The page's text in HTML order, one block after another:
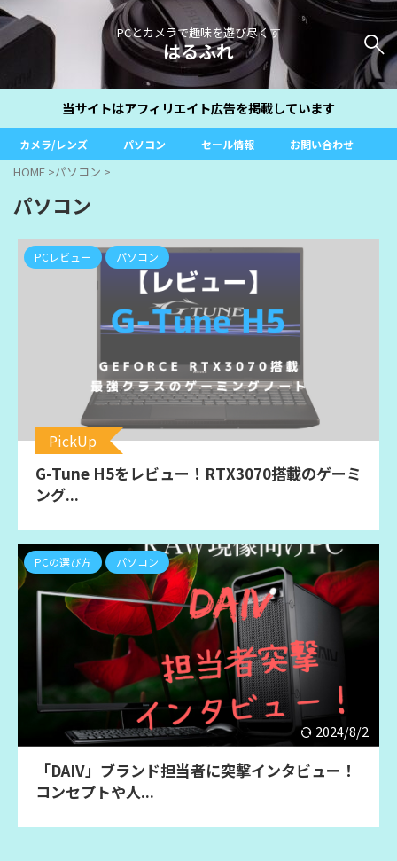
PCとカメラで趣味を遊び尽くす
はるふれ
当サイトはアフィリエイト広告を掲載しています
カメラ/レンズ パソコン セール情報 お問い合わせ
HOME >パソコン >
パソコン
PCレビュー パソコン
PickUp
G-Tune H5をレビュー！RTX3070搭載のゲーミ
ング...
2024/8/2
PCの選び方 パソコン
「DAIV」ブランド担当者に突撃インタビュー！
コンセプトや人...